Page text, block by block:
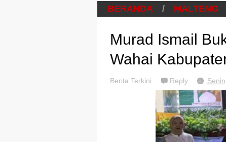
BERANDA / MALTENG
Murad Ismail
Wahai
Berita Terkini Reply